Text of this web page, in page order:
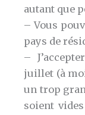
autant que
– Vous
pays de
–
juillet (à
un trop
soient